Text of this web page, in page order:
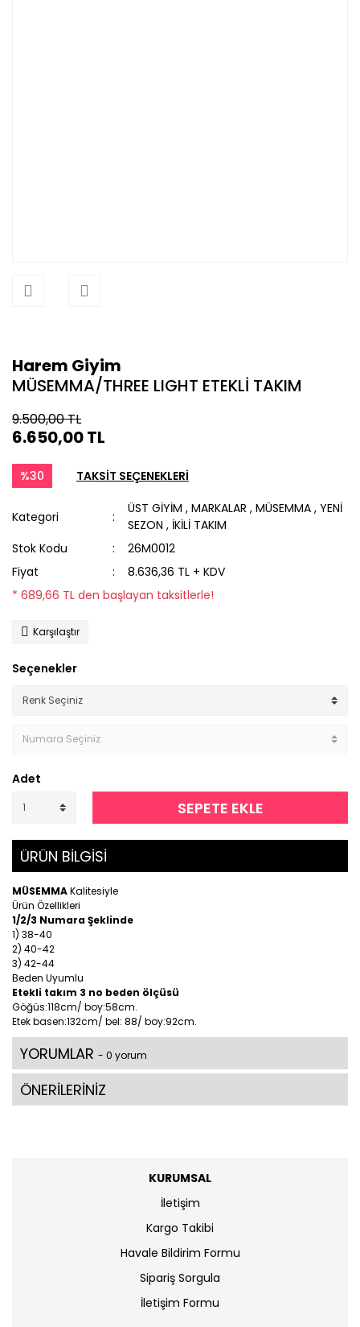
Harem Giyim
MÜSEMMA/THREE LIGHT ETEKLİ TAKIM
9.500,00 TL
6.650,00 TL
%30 TAKSİT SEÇENEKLERİ
Kategori
ÜST GİYİM ,MARKALAR ,MÜSEMMA,YENİ
SEZON, İKİLİ TAKIM
Stok Kodu
26M0012
Fiyat
8.636,36 TL + KDV
* 689,66 TL den başlayan taksitlerle!
Karşılaştır
Seçenekler
Adet
SEPETE EKLE
ÜRÜN BİLGİSİ
MÜSEMMAKalitesiyle
Ürün Özellikleri
1/2/3 Numara Şeklinde
1) 38-40
2) 40-42
3) 42-44
Beden Uyumlu
Etekli takım 3 no beden ölçüsü
Göğüs:118cm/ boy:58cm.
Etek basen:132cm/ bel: 88/ boy:92cm.
YORUMLAR - 0 yorum
ÖNERİLERİNİZ
KURUMSAL
İletişim
Kargo Takibi
Havale Bildirim Formu
Sipariş Sorgula
İletişim Formu